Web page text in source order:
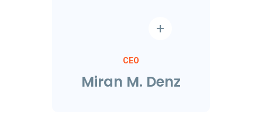
CEO
Miran M. Denz